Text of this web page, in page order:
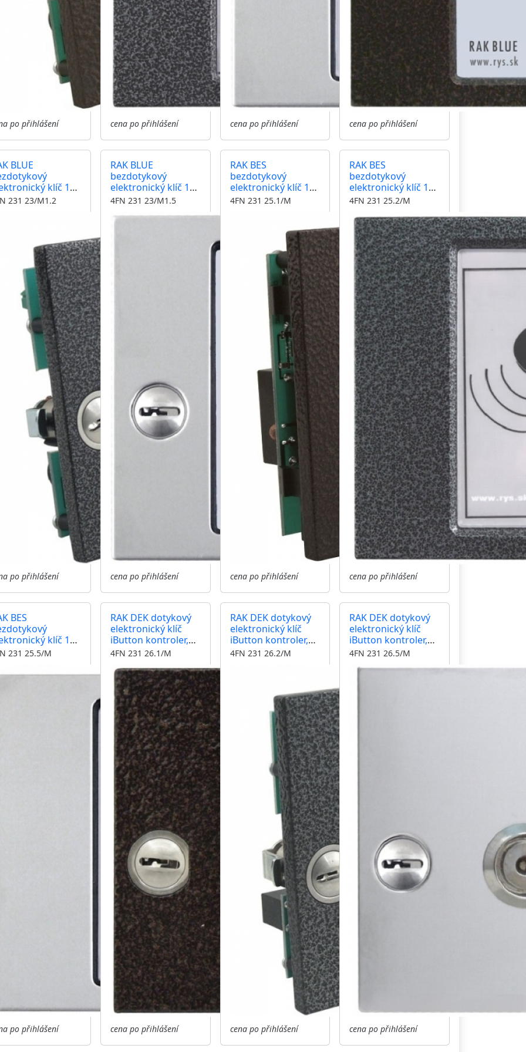
po přihlášení cena po přihlášení cena po přihlášení cena po přihlášení
BLUE
klíč 125
kontrolér,
231 23/M1.2
po přihlášení
RAK BLUE
bezdotykový
elektronický klíč 125
kHz kontrolér,
KARAT, nerez inox,
4FN 231 23/M1.5
cena po přihlášení
RAK BES
bezdotykový
elektronický klíč 125
kHz kontroler,
4FN 231 25.1/M
cena po přihlášení
RAK BES
bezdotykový
elektronický klíč 125
kHz kontrolér,
KARAT, antika
stříbrná
4FN 231 25.2/M
cena po přihlášení
BES
klíč 125
kontrolér,
nerez inox
231 25.5/M
po přihlášení
RAK DEK dotykový
elektronický klíč
iButton kontroler,
čtečka, modul
měděná, zámek
4FN 231 26.1/M
cena po přihlášení
RAK DEK dotykový
elektronický klíč
iButton kontroler,
čtečka, modul
4FN 231 26.2/M
cena po přihlášení
RAK DEK dotykový
elektronický klíč
iButton kontroler,
čtečka, modul
4FN 231 26.5/M
cena po přihlášení